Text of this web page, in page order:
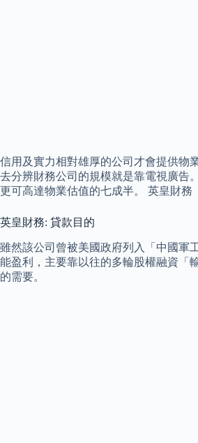
信用及實力相對雄厚的公司才會提供物
去分辨財務公司的規模就是靠電視廣告
更可高達物業估值的七成半。 英皇財務
英皇財務: 貸款目的
雖然該公司曾被美國政府列入「中國軍
能盈利，主要靠以往的多輪股權融資「
的需要。